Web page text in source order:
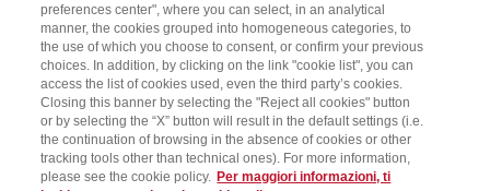
preferences center", where you can select, in an analytical
manner, the cookies grouped into homogeneous categories, to
the use of which you choose to consent, or confirm your previous
choices. In addition, by clicking on the link "cookie list", you can
access the list of cookies used, even the third party’s cookies.
Closing this banner by selecting the "Reject all cookies" button
or by selecting the “X” button will result in the default settings (i.e.
the continuation of browsing in the absence of cookies or other
tracking tools other than technical ones). For more information,
please see the cookie policy. Per maggiori informazioni, ti